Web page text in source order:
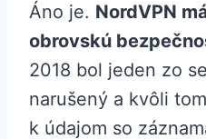
Áno je. NordVPN
obrovskú
2018 bol jeden zo
narušený a kvôli
k údajom so